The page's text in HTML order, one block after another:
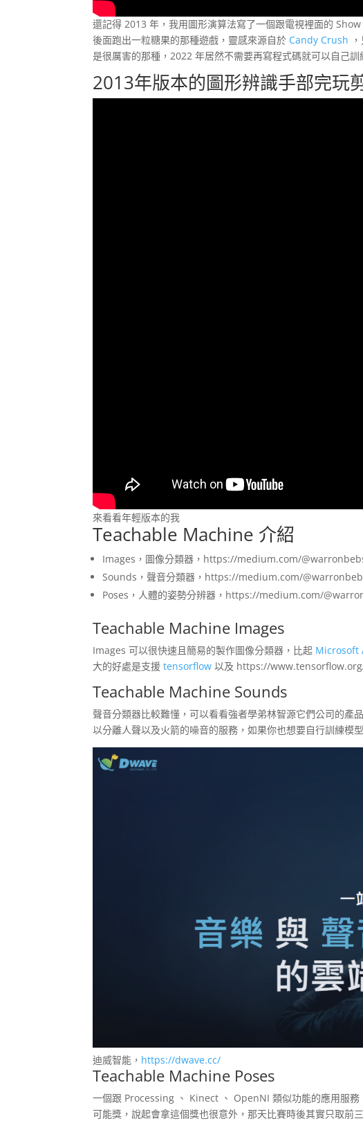
還記得 2013 年，我用圖形演算法寫了一個跟電視裡面的
後面跑出一粒糖果的那種遊戲，靈感來源自於 Candy Crush
是很厲害的那種，2022 年居然不需要再寫程式碼就可以自己
2013年版本的圖形辨識手部完玩
來看看年輕版本的我
Teachable Machine 介紹
Images，圖像分類器，https://medium.com/
Sounds，聲音分類器，https://medium.com/
Poses，人體的姿勢分辨器，https://medium.com/
Teachable Machine Images
Images 可以很快速且簡易的製作圖像分類器，比起 Microsoft
大的好處是支援tensorflow 以及 https://www.tensorflow.org/
Teachable Machine Sounds
聲音分類器比較難懂，可以看看強者學弟林智源它們公司的產
以分離人聲以及火箭的噪音的服務，如果你也想要自行訓練模
迪威智能， https://dwave.cc/
Teachable Machine Poses
一個跟 Processing 、 Kinect 、 OpenNI 類似功能的應用服務
可能獎，說起會拿這個獎也很意外，那天比賽時後其實只取前